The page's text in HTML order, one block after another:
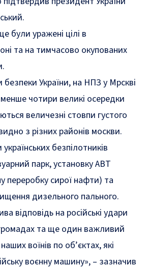
були уражені цілі в
та на тимчасово окупованих
України, на НПЗ у Мрскві
чотири великі осередки
величезні стовпи густого
з різних районів москви.
безпілотників
парк, установку АВТ
переробку сирої нафти) та
дизельного пального.
відповідь на російські удари
та ще один важливий
воїнів по об’єктах, які
воєнну машину», – зазначив